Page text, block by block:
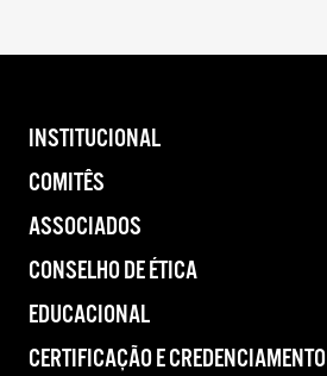
INSTITUCIONAL
COMITÊS
ASSOCIADOS
CONSELHO DE ÉTICA
EDUCACIONAL
CERTIFICAÇÃO E CREDENCIAMENTO